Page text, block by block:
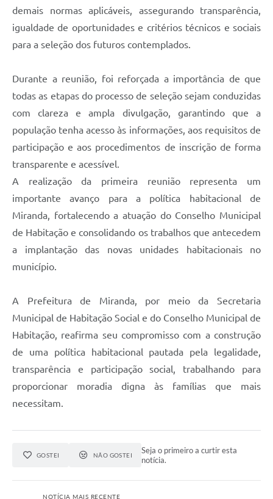
demais normas aplicáveis, assegurando transparência,
igualdade de oportunidades e critérios técnicos e sociais
para a seleção dos futuros contemplados.
Durante a reunião, foi reforçada a importância de que
todas as etapas do processo de seleção sejam conduzidas
com clareza e ampla divulgação, garantindo que a
população tenha acesso às informações, aos requisitos de
participação e aos procedimentos de inscrição de forma
transparente e acessível.
A realização da primeira reunião representa um
importante avanço para a política habitacional de
Miranda, fortalecendo a atuação do Conselho Municipal
de Habitação e consolidando os trabalhos que antecedem
a implantação das novas unidades habitacionais no
município.
A Prefeitura de Miranda, por meio da Secretaria
Municipal de Habitação Social e do Conselho Municipal de
Habitação, reafirma seu compromisso com a construção
de uma política habitacional pautada pela legalidade,
transparência e participação social, trabalhando para
proporcionar moradia digna às famílias que mais
necessitam.
GOSTEI NÃO GOSTEI
Seja o primeiro a curtir esta
notícia.
NOTÍCIA MAIS RECENTE